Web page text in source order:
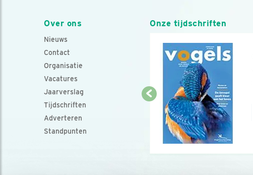
Over ons
Nieuws
Contact
Organisatie
Vacatures
Jaarverslag
Tijdschriften
Adverteren
Standpunten
Onze tijdschriften